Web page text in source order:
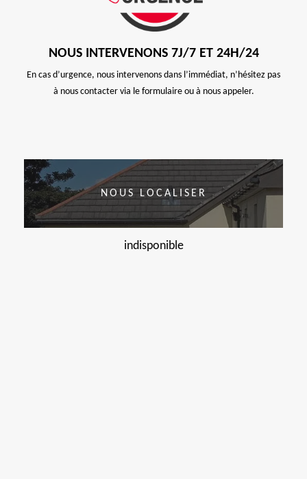
NOUS INTERVENONS 7J/7 ET 24H/24
En cas d’urgence, nous intervenons dans l’immédiat, n’hésitez pas
à nous contacter via le formulaire ou à nous appeler.
NOUS LOCALISER
indisponible